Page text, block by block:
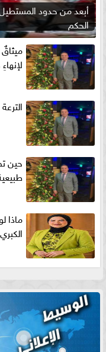
أبعد من حدود
الحكم
حين
ماذا